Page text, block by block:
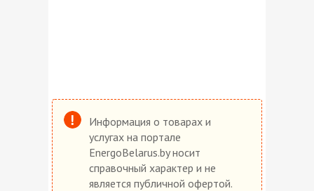
Информация о товарах и
услугах на портале
EnergoBelarus.by носит
справочный характер и не
является публичной офертой.